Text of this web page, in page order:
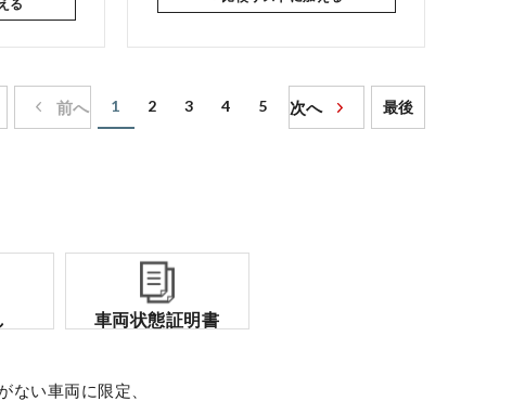
る
前へ 1 2 3 4 5 次へ 最後
車両状態証明書
ない車両に限定、